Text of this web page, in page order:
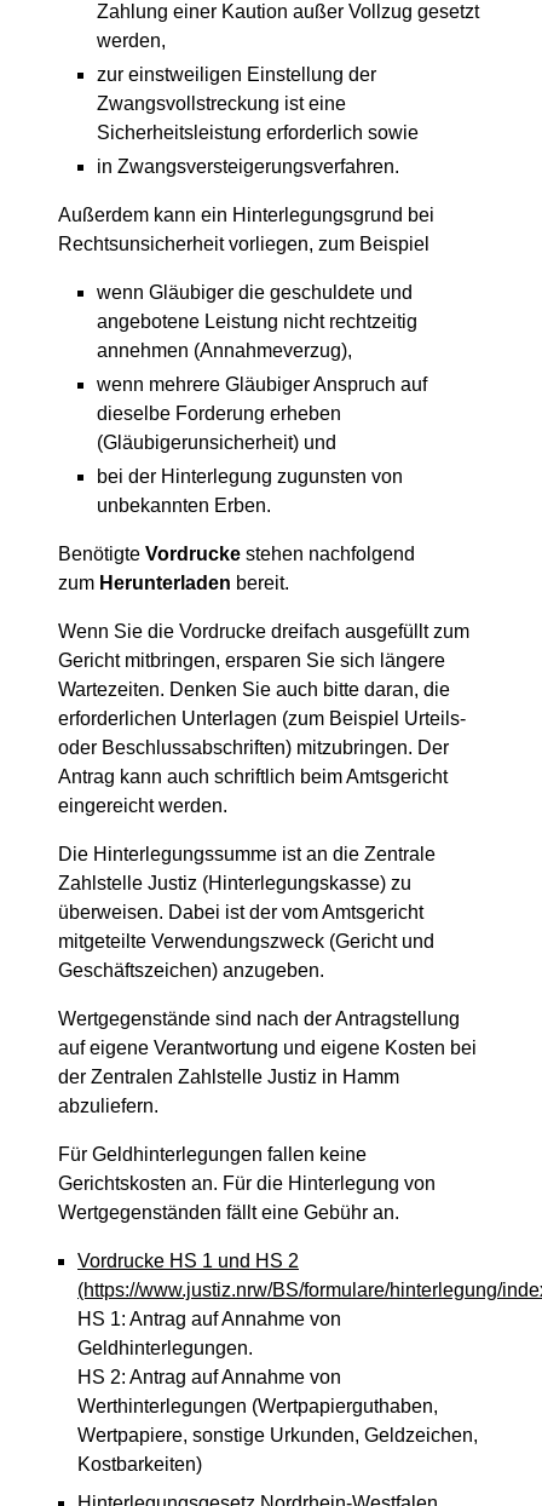
Zahlung einer Kaution außer Vollzug gesetzt
werden,
zur einstweiligen Einstellung der
Zwangsvollstreckung ist eine
Sicherheitsleistung erforderlich sowie
in Zwangsversteigerungsverfahren.
Außerdem kann ein Hinterlegungsgrund bei
Rechtsunsicherheit vorliegen, zum Beispiel
wenn Gläubiger die geschuldete und
angebotene Leistung nicht rechtzeitig
annehmen (Annahmeverzug),
wenn mehrere Gläubiger Anspruch auf
dieselbe Forderung erheben
(Gläubigerunsicherheit) und
bei der Hinterlegung zugunsten von
unbekannten Erben.
Benötigte Vordrucke stehen nachfolgend
zum Herunterladen bereit.
Wenn Sie die Vordrucke dreifach ausgefüllt zum
Gericht mitbringen, ersparen Sie sich längere
Wartezeiten. Denken Sie auch bitte daran, die
erforderlichen Unterlagen (zum Beispiel Urteils-
oder Beschlussabschriften) mitzubringen. Der
Antrag kann auch schriftlich beim Amtsgericht
eingereicht werden.
Die Hinterlegungssumme ist an die Zentrale
Zahlstelle Justiz (Hinterlegungskasse) zu
überweisen. Dabei ist der vom Amtsgericht
mitgeteilte Verwendungszweck (Gericht und
Geschäftszeichen) anzugeben.
Wertgegenstände sind nach der Antragstellung
auf eigene Verantwortung und eigene Kosten bei
der Zentralen Zahlstelle Justiz in Hamm
abzuliefern.
Für Geldhinterlegungen fallen keine
Gerichtskosten an. Für die Hinterlegung von
Wertgegenständen fällt eine Gebühr an.
Vordrucke HS 1 und HS 2
(https://www.justiz.nrw/BS/formulare/hinterlegung/
HS 1: Antrag auf Annahme von
Geldhinterlegungen.
HS 2: Antrag auf Annahme von
Werthinterlegungen (Wertpapierguthaben,
Wertpapiere, sonstige Urkunden, Geldzeichen,
Kostbarkeiten)